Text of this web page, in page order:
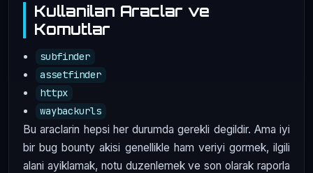
Kullanilan Araclar ve
Komutlar
subfinder
assetfinder
httpx
waybackurls
Bu araclarin hepsi her durumda gerekli degildir. Ama iyi
bir bug bounty akisi genellikle ham veriyi gormek, ilgili
alani ayiklamak, notu duzenlemek ve son olarak raporla